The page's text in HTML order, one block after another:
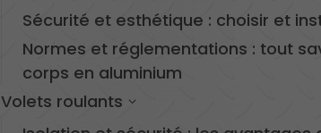
Sécurité et esthétique : choisir et
Normes et réglementations : tout
corps en aluminium
Volets roulants